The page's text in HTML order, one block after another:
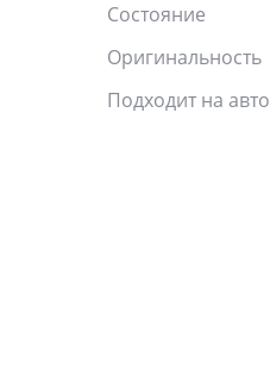
Состояние
Оригинальность
Подходит на авто